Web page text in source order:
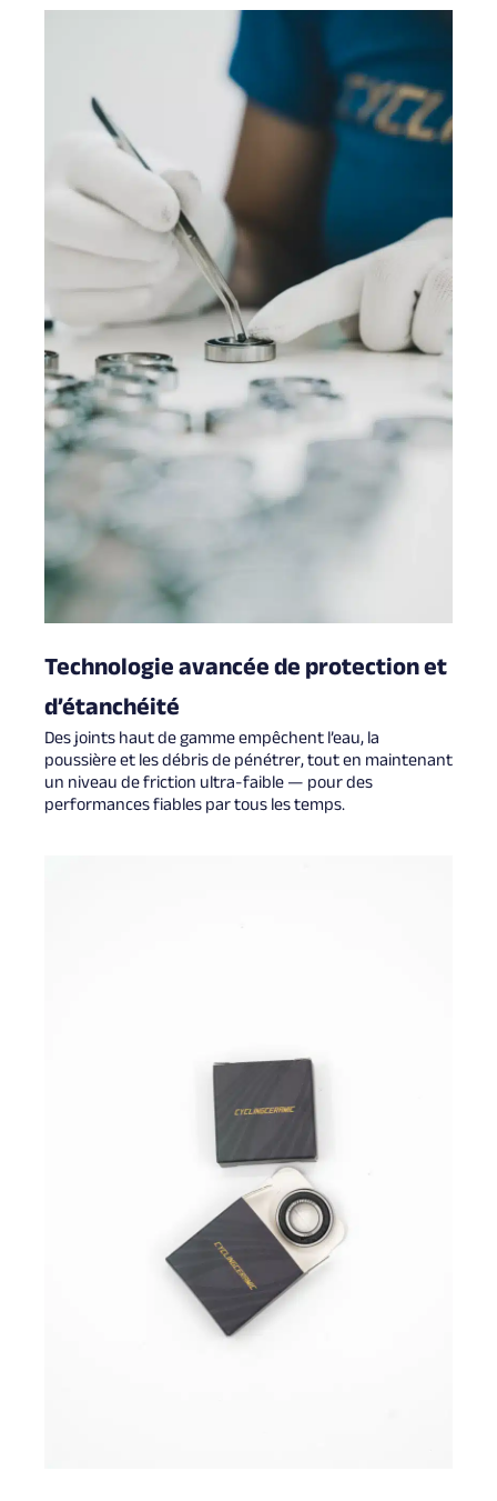
Technologie avancée de protection et
d’étanchéité
Des joints haut de gamme empêchent l’eau, la
poussière et les débris de pénétrer, tout en maintenant
un niveau de friction ultra-faible — pour des
performances fiables par tous les temps.